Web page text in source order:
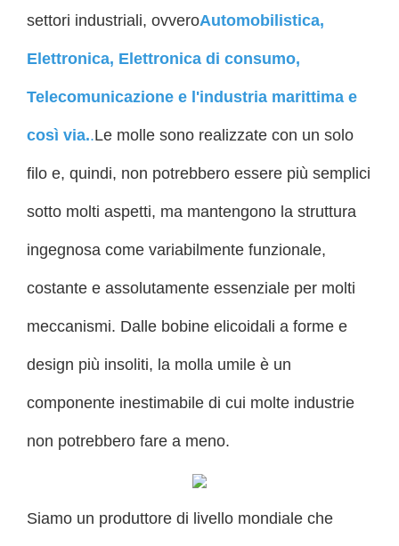
settori industriali, ovveroAutomobilistica,
Elettronica, Elettronica di consumo,
Telecomunicazione e l'industria marittima e
così via..Le molle sono realizzate con un solo
filo e, quindi, non potrebbero essere più semplici
sotto molti aspetti, ma mantengono la struttura
ingegnosa come variabilmente funzionale,
costante e assolutamente essenziale per molti
meccanismi. Dalle bobine elicoidali a forme e
design più insoliti, la molla umile è un
componente inestimabile di cui molte industrie
non potrebbero fare a meno.
Siamo un produttore di livello mondiale che